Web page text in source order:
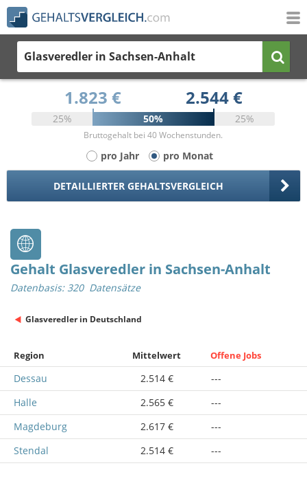
Glasveredler in Sachsen-Anhalt
1.823 € 2.544 €
25% 50% 25%
Bruttogehalt bei 40 Wochenstunden.
pro Jahr pro Monat
DETAILLIERTER GEHALTSVERGLEICH
Gehalt Glasveredler in Sachsen-Anhalt
Datenbasis: 320 Datensätze
Glasveredler in Deutschland
Region Mittelwert Offene Jobs
Dessau 2.514 €
---
Halle
2.565 €
---
Magdeburg
2.617 €
---
Stendal
2.514 € ---